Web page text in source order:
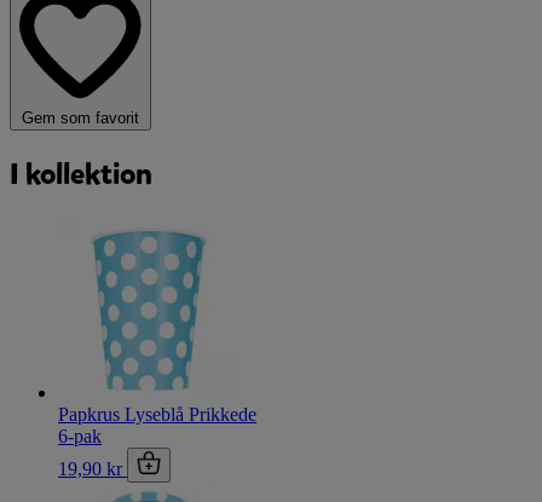
Gem som favorit
I kollektion
Papkrus Lyseblå Prikkede
6-pak
19,90 kr